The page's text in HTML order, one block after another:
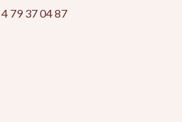
79 37 04 87